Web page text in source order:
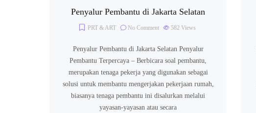
Penyalur Pembantu di Jakarta Selatan
PRT & ART No Comment 582 Views
Penyalur Pembantu di Jakarta Selatan Penyalur
Pembantu Terpercaya – Berbicara soal pembantu,
merupakan tenaga pekerja yang digunakan sebagai
solusi untuk membantu mengerjakan pekerjaan rumah,
biasanya tenaga pembantu ini disalurkan melalui
yayasan-yayasan atau secara